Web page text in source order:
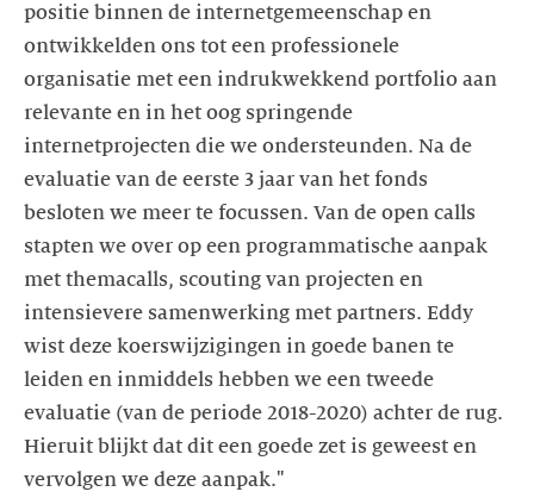
positie binnen de internetgemeenschap en
ontwikkelden ons tot een professionele
organisatie met een indrukwekkend portfolio aan
relevante en in het oog springende
internetprojecten die we ondersteunden. Na de
evaluatie van de eerste 3 jaar van het fonds
besloten we meer te focussen. Van de open calls
stapten we over op een programmatische aanpak
met themacalls, scouting van projecten en
intensievere samenwerking met partners. Eddy
wist deze koerswijzigingen in goede banen te
leiden en inmiddels hebben we een tweede
evaluatie (van de periode 2018-2020) achter de rug.
Hieruit blijkt dat dit een goede zet is geweest en
vervolgen we deze aanpak."